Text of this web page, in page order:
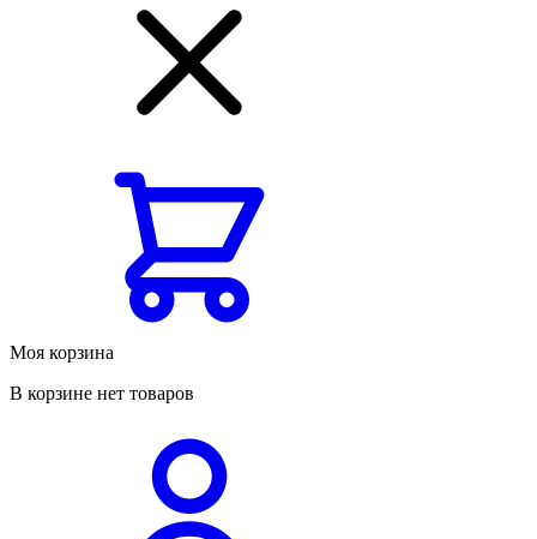
Моя корзина
В корзине нет товаров